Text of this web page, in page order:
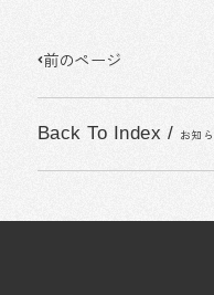
前のページ
Back To Index / お知